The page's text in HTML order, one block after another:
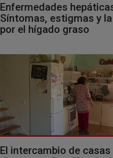
Enfermedades
Síntomas, estigmas y
por el hígado graso
El intercambio de casas